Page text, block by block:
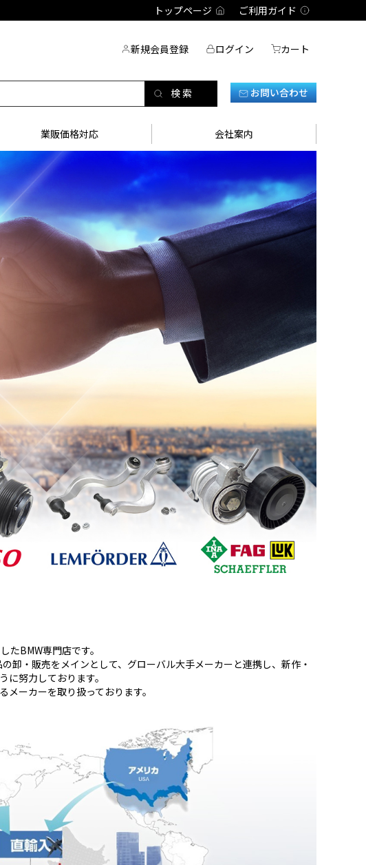
トップページ ご利用ガイド
新規会員登録 ログイン カート
お問い合わせ
業販価格対応 会社案内
たBMW専門店です。
卸・販売をメインとして、グローバル大手メーカーと連携し、新作・
努力しております。
ーカーを取り扱っております。